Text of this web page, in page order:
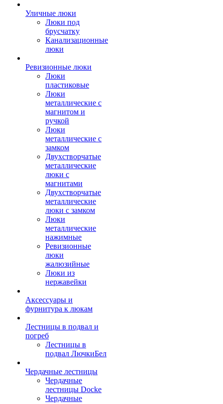
Уличные люки
Люки под
брусчатку
Канализационные
люки
Ревизионные люки
Люки
пластиковые
Люки
металлические с
магнитом и
ручкой
Люки
металлические с
замком
Двухстворчатые
металлические
люки с
магнитами
Двухстворчатые
металлические
люки с замком
Люки
металлические
нажимные
Ревизионные
люки
жалюзийные
Люки из
нержавейки
Аксессуары и
фурнитура к люкам
Лестницы в подвал и
погреб
Лестницы в
подвал ЛючкиБел
Чердачные лестницы
Чердачные
лестницы Docke
Чердачные